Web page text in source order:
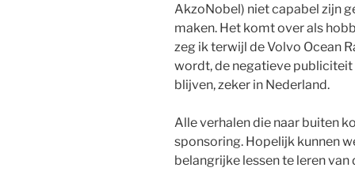
AkzoNobel) niet capabel zijn
maken. Het komt over als
zeg ik terwijl de Volvo Ocean
wordt, de negatieve
blijven, zeker in Nederland.
Alle verhalen die naar buiten
sponsoring. Hopelijk kunnen
belangrijke lessen te leren van